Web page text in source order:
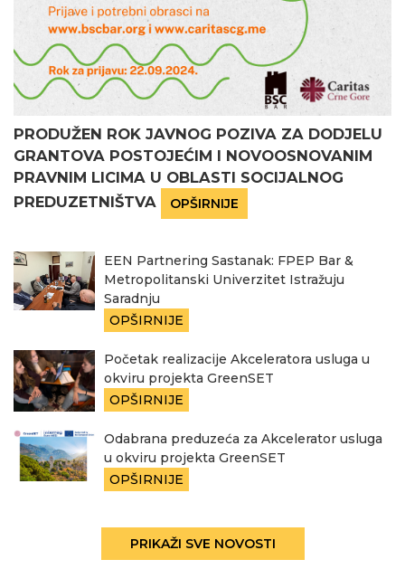
PRODUŽEN ROK JAVNOG POZIVA ZA DODJELU
GRANTOVA POSTOJEĆIM I NOVOOSNOVANIM
PRAVNIM LICIMA U OBLASTI SOCIJALNOG
PREDUZETNIŠTVA
OPŠIRNIJE
EEN Partnering Sastanak: FPEP Bar &
Metropolitanski Univerzitet Istražuju
Saradnju
OPŠIRNIJE
Početak realizacije Akceleratora usluga u
okviru projekta GreenSET
OPŠIRNIJE
Odabrana preduzeća za Akcelerator usluga
u okviru projekta GreenSET
OPŠIRNIJE
PRIKAŽI SVE NOVOSTI